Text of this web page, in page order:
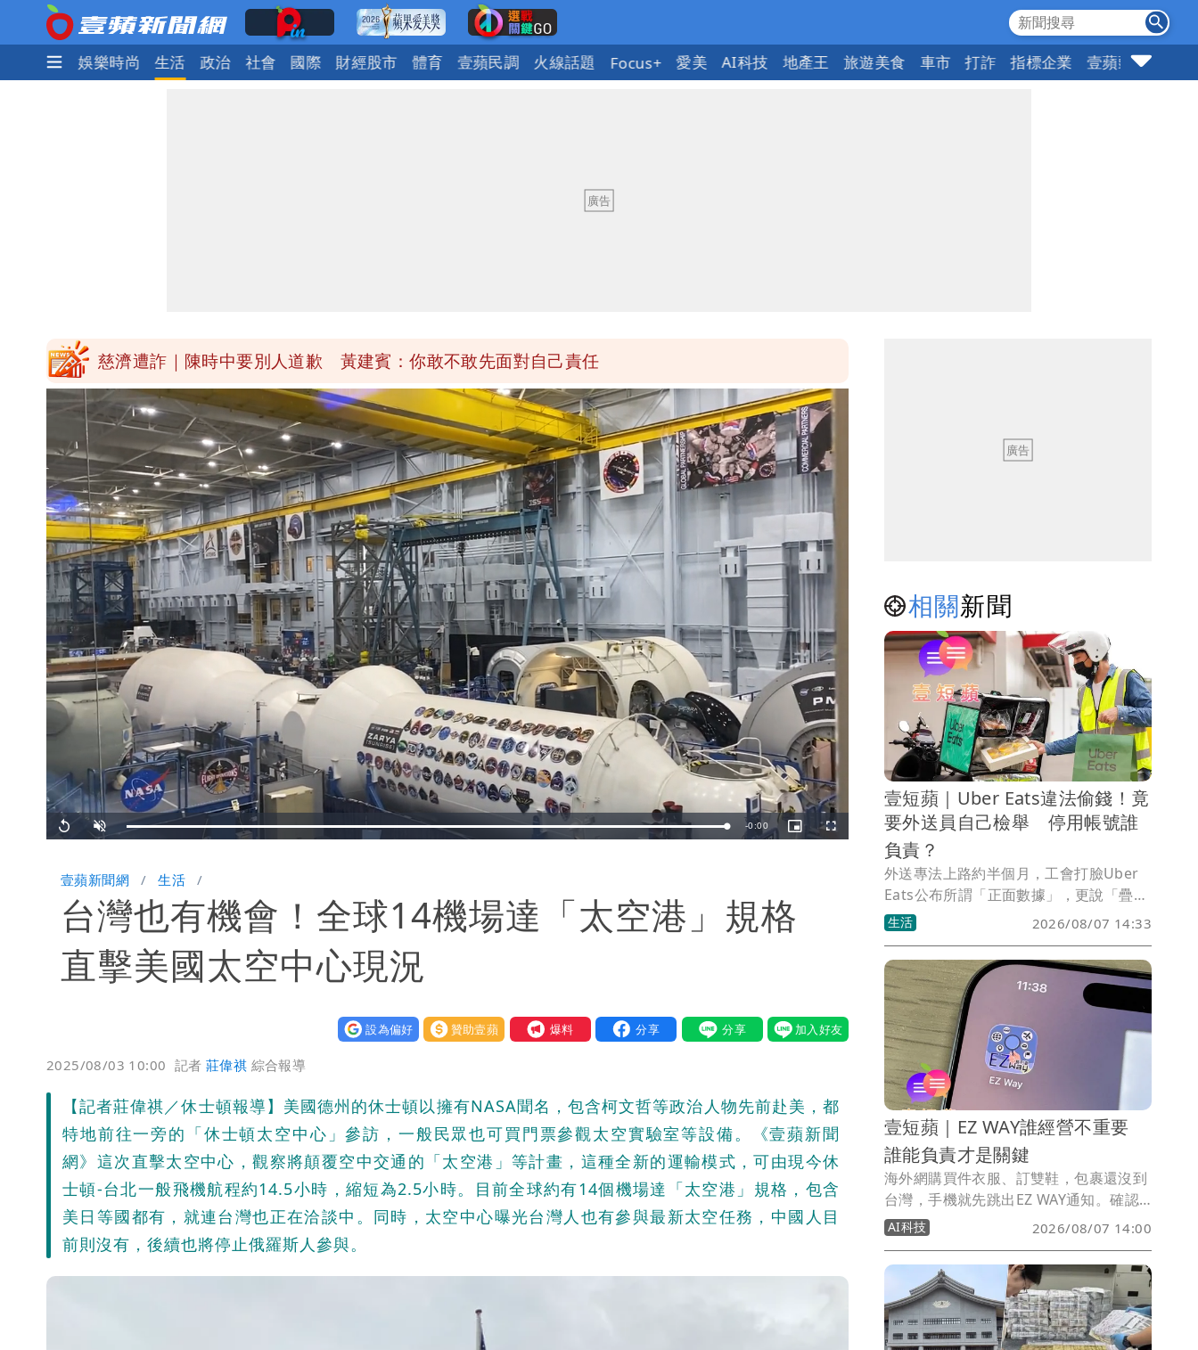
熱門 娛樂時尚 生活 政治 社會 國際 財經股市 體育 壹蘋民調 火線話題 Focus+ 愛美 AI科技 地產王 旅遊美食 車市 打詐 指標企業 壹蘋頭家
慈濟遭詐｜陳時中要別人道歉 黃建賓：你敢不敢先面對自己責任
「小英男孩」涉貪洗錢起訴8個月首出庭 他翻供不認貪污、洗錢
為何她能騙到慈濟？陳昱瑄背景超硬 當過政府法律顧問
泰國校園爆槍響！2師中彈亡20人傷 槍手疑學生
中國賣家被踢爆在網購平台「租人頭」 吳欣岱：完美偽裝台灣企業
Uber Eats違法偷錢！外送員得自己檢舉 停用誰負責？
Replay Unmute Loaded:
100.00%
Remaining
-0:00
Picture-
in-
Fullscreen
壹蘋新聞網 生活
台灣也有機會！全球14機場達「太空港」規格
直擊美國太空中心現況
設為偏好 贊助壹蘋 我要爆料
2025/08/03 10:00 記者莊偉祺 綜合報導
【記者莊偉祺／休士頓報導】美國德州的休士頓以擁有NASA聞名，包含柯文哲等政治人物先前赴美，都
特地前往一旁的「休士頓太空中心」參訪，一般民眾也可買門票參觀太空實驗室等設備。《壹蘋新聞
網》這次直擊太空中心，觀察將顛覆空中交通的「太空港」等計畫，這種全新的運輸模式，可由現今休
士頓-台北一般飛機航程約14.5小時，縮短為2.5小時。目前全球約有14個機場達「太空港」規格，包含
美日等國都有，就連台灣也正在洽談中。同時，太空中心曝光台灣人也有參與最新太空任務，中國人目
前則沒有，後續也將停止俄羅斯人參與。
相關新聞
壹短蘋｜Uber Eats違法偷錢！竟
要外送員自己檢舉 停用帳號誰
負責？
外送專法上路約半個月，工會打臉Uber
Eats公布所謂「正面數據」，更說「疊
單」計算方式偷走血汗錢！中央回應可自
己檢舉，但有哪個外送員敢拿生計開玩
笑，若被停用其損失又有誰負責呢？
生活 2026/08/07 14:33
壹短蘋｜EZ WAY誰經營不重要
誰能負責才是關鍵
海外網購買件衣服、訂雙鞋，包裹還沒到
台灣，手機就先跳出EZ WAY通知。確認
貨物名稱、申報金額，再按下「申報相
符」，對許多網購族來說早已習以為常。
但直到近期爭議浮上檯面，不少人才注意
到，EZ WAY並不是由財政部關務署開發
及營運。
AI科技 2026/08/07 14:00